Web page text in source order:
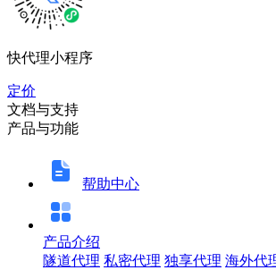
快代理小程序
定价
文档与支持
产品与功能
帮助中心
产品介绍
隧道代理 私密代理 独享代理 海外代